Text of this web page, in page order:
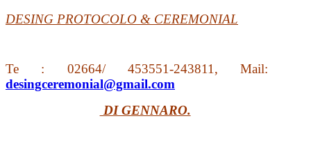
DESING PROTOCOLO & CEREMONIAL
Te : 02664/ 453551-243811, Mail:
desingceremonial@gmail.com
DI GENNARO.